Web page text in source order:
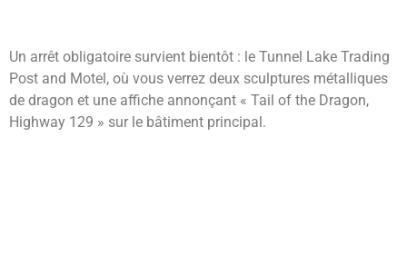
Un arrêt obligatoire survient bientôt : le Tunnel Lake Trading
Post and Motel, où vous verrez deux sculptures métalliques
de dragon et une affiche annonçant « Tail of the Dragon,
Highway 129 » sur le bâtiment principal.